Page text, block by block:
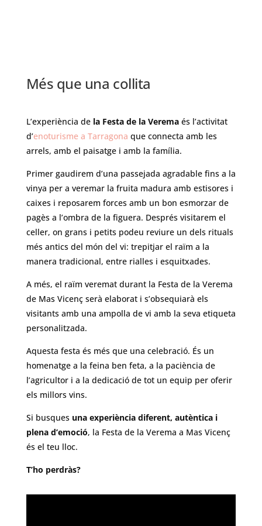
Més que una collita
L’experiència dela Festa de la Veremaés l’activitat
d’enoturisme a Tarragona que connecta amb les
arrels, amb el paisatge i amb la família.
Primer gaudirem d’una passejada agradable fins a la
vinya per a veremar la fruita madura amb estisores i
caixes i reposarem forces amb un bon esmorzar de
pagès a l’ombra de la figuera. Després visitarem el
celler, on grans i petits podeu reviure un dels rituals
més antics del món del vi: trepitjar el raïm a la
manera tradicional, entre rialles i esquitxades.
A més, el raïm veremat durant la Festa de la Verema
de Mas Vicenç serà elaborat i s’obsequiarà els
visitants amb una ampolla de vi amb la seva etiqueta
personalitzada.
Aquesta festa és més que una celebració. És un
homenatge a la feina ben feta, a la paciència de
l’agricultor i a la dedicació de tot un equip per oferir
els millors vins.
Si busques una experiència diferent, autèntica i
plena d’emoció, la Festa de la Verema a Mas Vicenç
és el teu lloc.
T’ho perdràs?